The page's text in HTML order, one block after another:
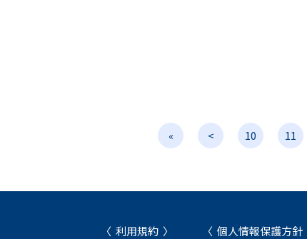
« < 10 11
利用規約 個人情報保護方針